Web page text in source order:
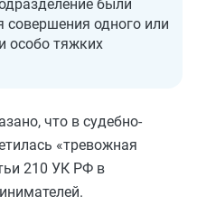
были
одного или
особо тяжких
что в судебно-
«тревожная
210 УК РФ в